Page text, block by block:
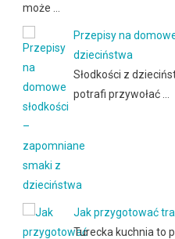
może …
Przepisy na
dzieciństwa
Słodkości z
potrafi przywołać …
Jak przygotować
Turecka kuchnia to